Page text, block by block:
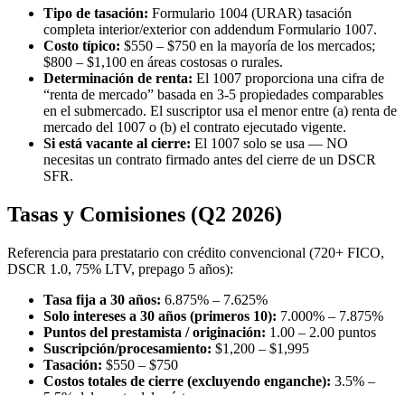
Tipo de tasación: Formulario 1004 (URAR) tasación
completa interior/exterior con addendum Formulario 1007.
Costo típico: $550 – $750 en la mayoría de los mercados;
$800 – $1,100 en áreas costosas o rurales.
Determinación de renta: El 1007 proporciona una cifra de
“renta de mercado” basada en 3-5 propiedades comparables
en el submercado. El suscriptor usa el menor entre (a) renta de
mercado del 1007 o (b) el contrato ejecutado vigente.
Si está vacante al cierre: El 1007 solo se usa — NO
necesitas un contrato firmado antes del cierre de un DSCR
SFR.
Tasas y Comisiones (Q2 2026)
Referencia para prestatario con crédito convencional (720+ FICO,
DSCR 1.0, 75% LTV, prepago 5 años):
Tasa fija a 30 años: 6.875% – 7.625%
Solo intereses a 30 años (primeros 10): 7.000% – 7.875%
Puntos del prestamista / originación: 1.00 – 2.00 puntos
Suscripción/procesamiento: $1,200 – $1,995
Tasación: $550 – $750
Costos totales de cierre (excluyendo enganche): 3.5% –